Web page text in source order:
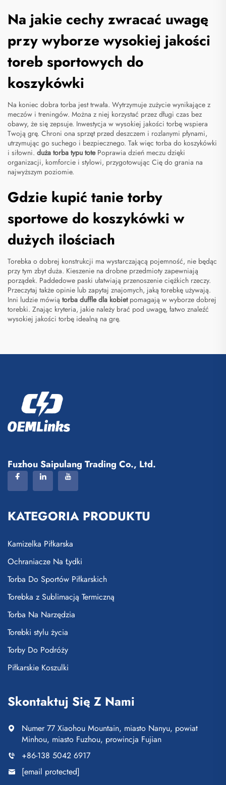
Na jakie cechy zwracać uwagę
przy wyborze wysokiej jakości
toreb sportowych do
koszykówki
Na koniec dobra torba jest trwała. Wytrzymuje zużycie wynikające z
meczów i treningów. Można z niej korzystać przez długi czas bez
obawy, że się zepsuje. Inwestycja w wysokiej jakości torbę wspiera
Twoją grę. Chroni ona sprzęt przed deszczem i rozlanymi płynami,
utrzymując go suchego i bezpiecznego. Tak więc torba do koszykówki
i siłowni. duża torba typu tote Poprawia dzień meczu dzięki
organizacji, komforcie i stylowi, przygotowując Cię do grania na
najwyższym poziomie.
Gdzie kupić tanie torby
sportowe do koszykówki w
dużych ilościach
Torebka o dobrej konstrukcji ma wystarczającą pojemność, nie będąc
przy tym zbyt duża. Kieszenie na drobne przedmioty zapewniają
porządek. Paddedowe paski ułatwiają przenoszenie ciężkich rzeczy.
Przeczytaj także opinie lub zapytaj znajomych, jaką torebkę używają.
Inni ludzie mówią torba duffle dla kobiet pomagają w wyborze dobrej
torebki. Znając kryteria, jakie należy brać pod uwagę, łatwo znaleźć
wysokiej jakości torbę idealną na grę.
Fuzhou Saipulang Trading Co., Ltd.
KATEGORIA PRODUKTU
Kamizelka Piłkarska
Ochraniacze Na Łydki
Torba Do Sportów Piłkarskich
Torebka z Sublimacją Termiczną
Torba Na Narzędzia
Torebki stylu życia
Torby Do Podróży
Piłkarskie Koszulki
Skontaktuj Się Z Nami
Numer 77 Xiaohou Mountain, miasto Nanyu, powiat
Minhou, miasto Fuzhou, prowincja Fujian
+86-138 5042 6917
[email protected]